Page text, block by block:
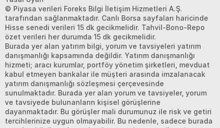
© Piyasa verileri Foreks Bilgi İletişim Hizmetleri A.Ş.
tarafından sağlanmaktadır. Canlı Borsa sayfaları haricinde
Hisse senedi verileri 15 dk gecikmelidir. Tahvil-Bono-Repo
özet verileri her durumda 15 dk gecikmelidir.
Burada yer alan yatırım bilgi, yorum ve tavsiyeleri yatırım
danışmanlığı kapsamında değildir. Yatırım danışmanlığı
hizmeti; aracı kurumlar, portföy yönetim şirketleri, mevduat
kabul etmeyen bankalar ile müşteri arasında imzalanacak
yatırım danışmanlığı sözleşmesi çerçevesinde
sunulmaktadır. Burada yer alan yorum ve tavsiyeler, yorum
ve tavsiyede bulunanların kişisel görüşlerine
dayanmaktadır. Bu görüşler mali durumunuz ile risk ve getiri
tercihlerinize uygun olmayabilir. Bu nedenle, sadece burada